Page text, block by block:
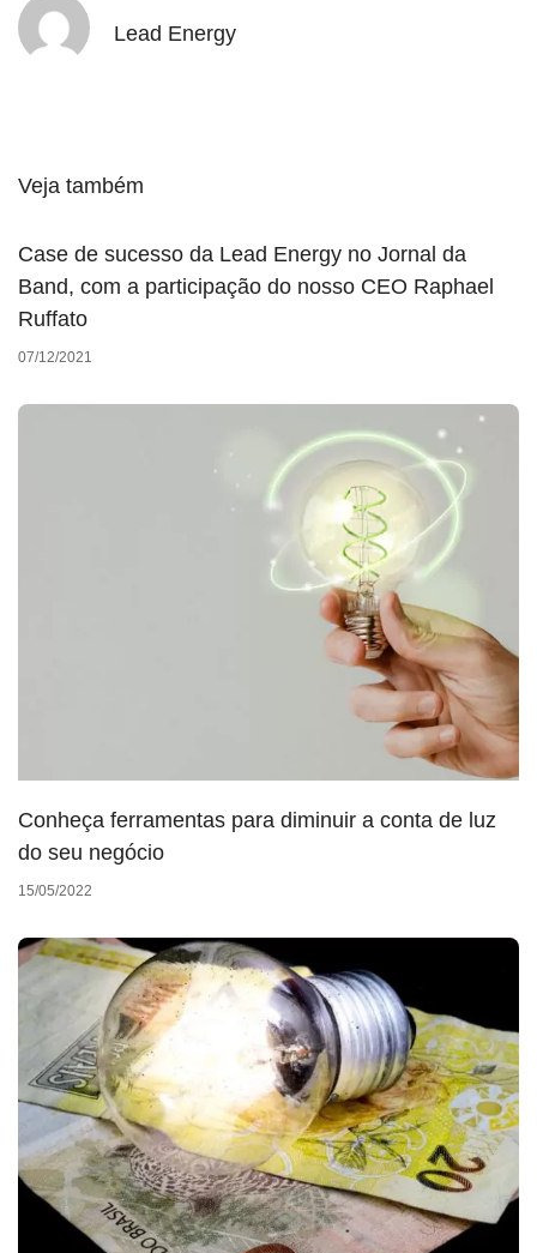
Lead Energy
Veja também
Case de sucesso da Lead Energy no Jornal da
Band, com a participação do nosso CEO Raphael
Ruffato
07/12/2021
Conheça ferramentas para diminuir a conta de luz
do seu negócio
15/05/2022